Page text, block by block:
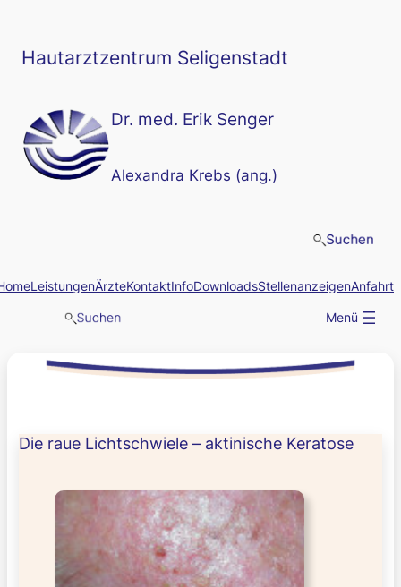
springen
Hautarztzentrum Seligenstadt
Dr. med. Erik Senger
Alexandra Krebs (ang.)
LeistungenÄrzteKontaktInfoDownloadsStellenanzeigenAnfahrt
Menü
Die raue Lichtschwiele – aktinische Keratose